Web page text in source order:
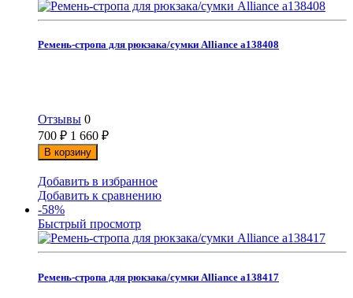
Ремень-стропа для рюкзака/сумки Alliance а138408
Отзывы 0
700 ₽ 1 660 ₽
В корзину
Добавить в избранное
Добавить к сравнению
-58%
Быстрый просмотр
Ремень-стропа для рюкзака/сумки Alliance а138417